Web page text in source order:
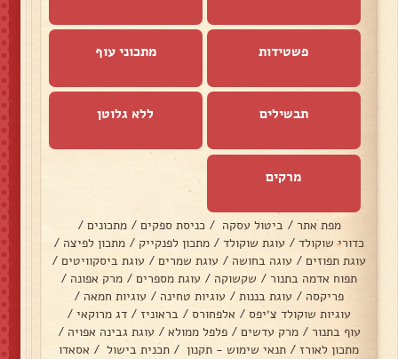
פשטידות מתכוני עוף
תבשילים ללא גלוטן
מרקים
מפת אתר / ביטול עסקה / כניסת ספקים / מתכונים /
כדורי שוקולד / עוגת שוקולד / מתכון לפנקייק / מתכון לפיצה /
עוגת תפוזים / עוגה בחושה / עוגת שמרים / עוגת ביסקוויטים /
תפוח אדמה בתנור / שקשוקה / עוגת מספרים / מרק אפונה /
פריקסה / עוגת בננות / עוגיות טחינה / עוגיות חמאה /
עוגיות שוקולד צ׳יפס / אלפחורס / בראוניז / דג מרוקאי /
עוף בתנור / מרק עדשים / פלפל ממולא / עוגת גבינה אפויה /
מתכון לאורז / תנאי שימוש - תקנון / תכנית בישול / אסאדו